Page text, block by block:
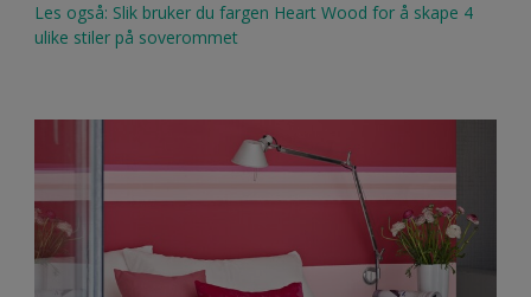
Les også: Slik bruker du fargen Heart Wood for å skape 4
ulike stiler på soverommet